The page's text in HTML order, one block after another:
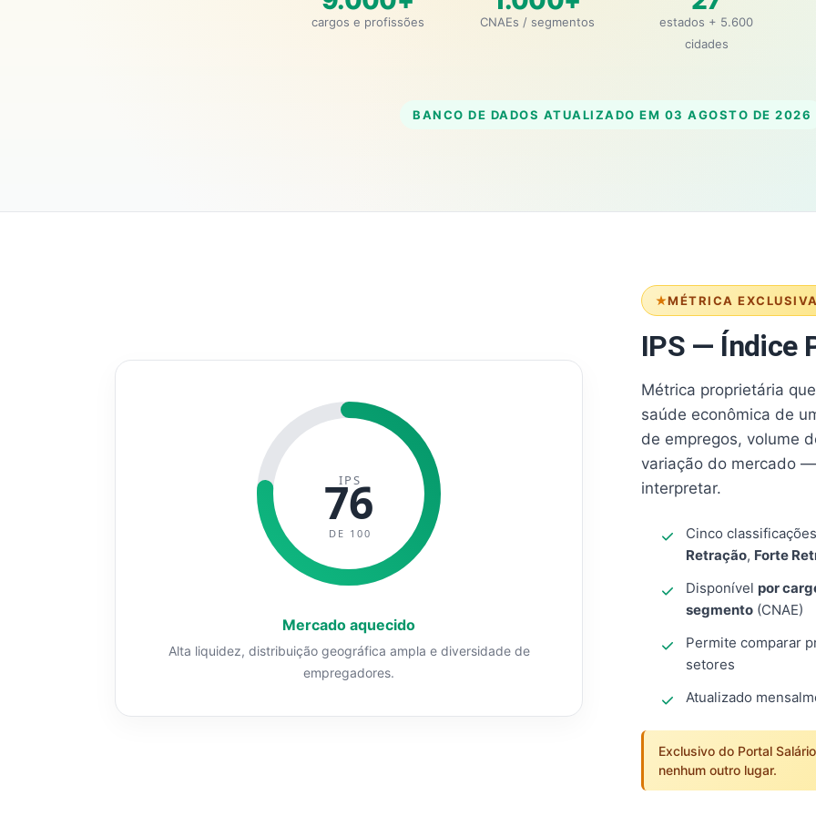
cargos e profissões CNAEs / segmentos
estados + 5.600
cidades
BANCO DE DADOS ATUALIZADO EM 03 AGOSTO DE 2026
MÉTRICA
IPS — Índice
Métrica proprietária
saúde econômica de
de empregos, volume
variação do mercado
interpretar.
Cinco
Retração, Forte
Disponível por
segmento (CNAE)
Permite comparar
setores
Atualizado
Exclusivo do Portal
nenhum outro lugar.
IPS
76
DE 100
Mercado aquecido
Alta liquidez, distribuição geográfica ampla e diversidade de
empregadores.